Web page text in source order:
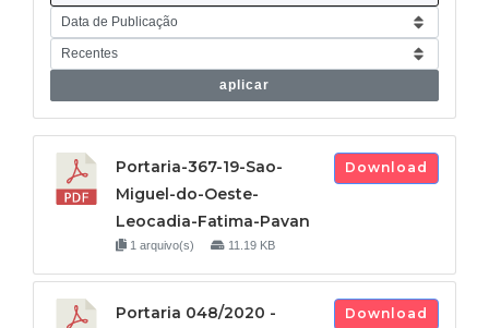
aplicar
Portaria-367-19-Sao-
Miguel-do-Oeste-
Leocadia-Fatima-Pavan
1 arquivo(s) 11.19 KB
Download
Portaria 048/2020 -
Download